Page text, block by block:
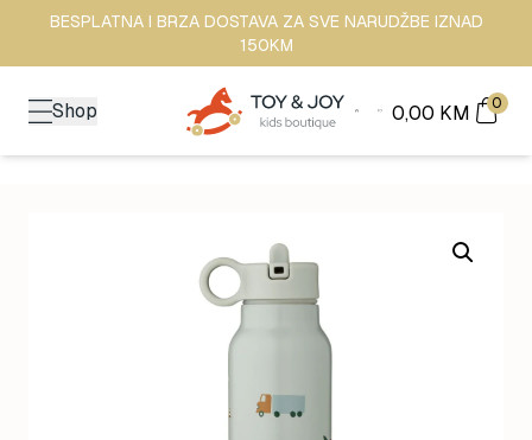
BESPLATNA I BRZA DOSTAVA ZA SVE NARUDŽBE IZNAD
150KM
Shop 0,00 KM 0